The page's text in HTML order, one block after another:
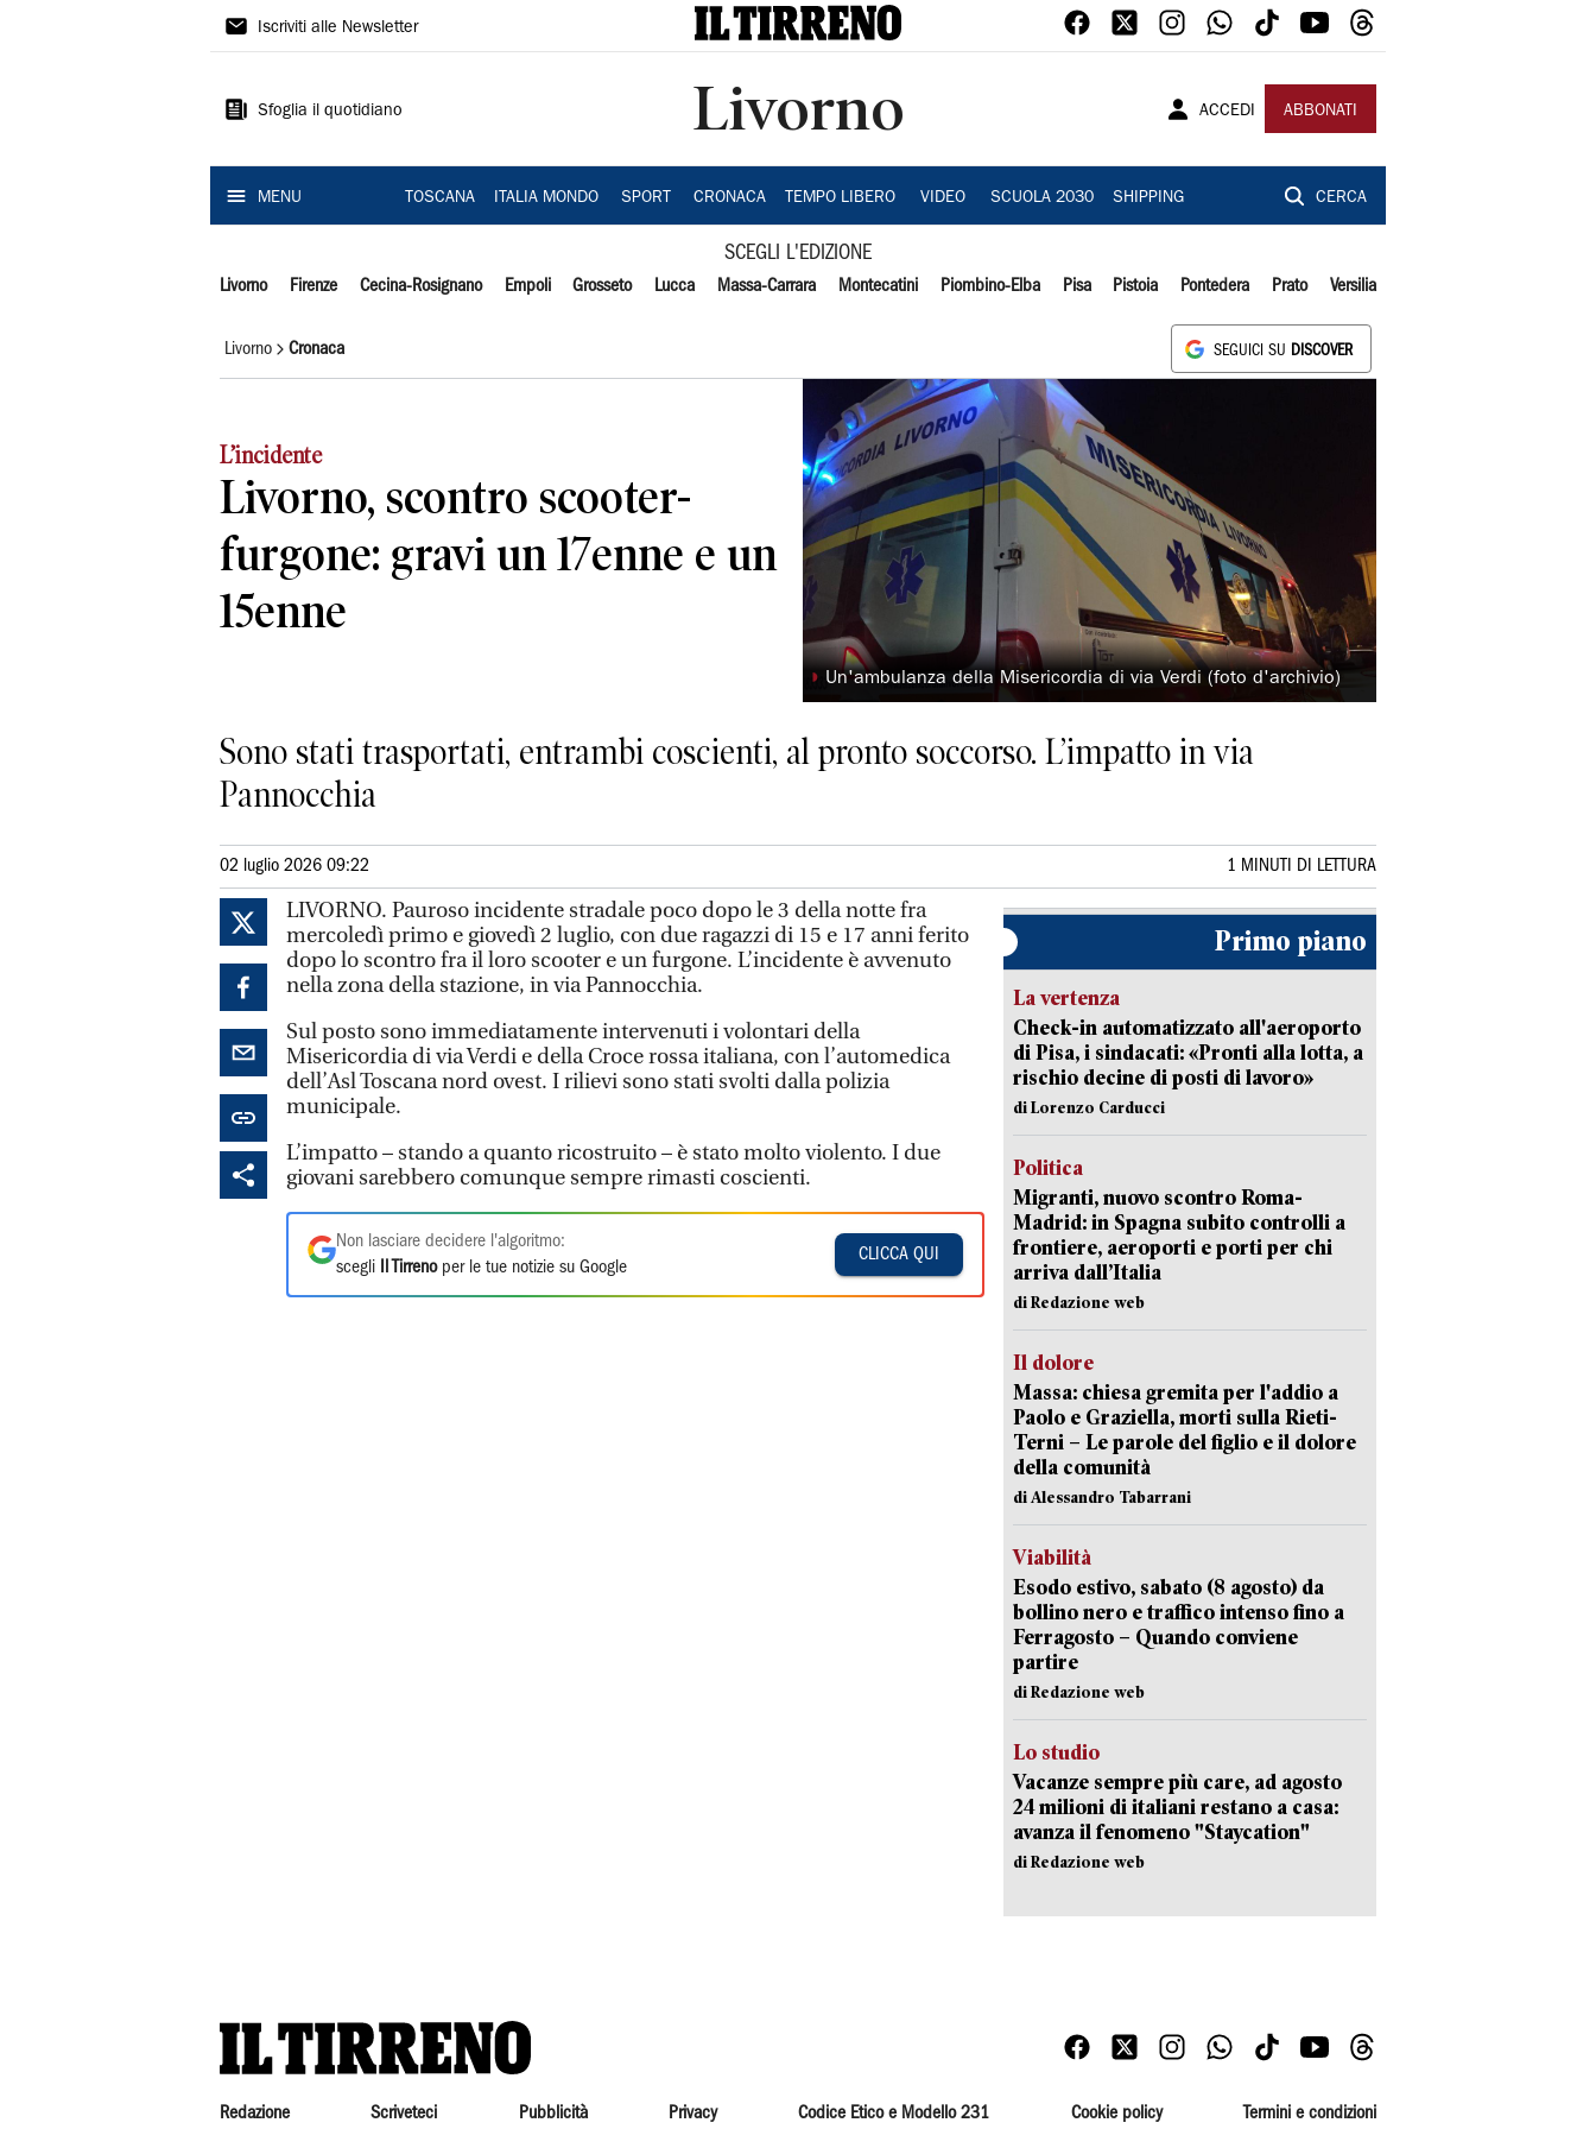
Il
Iscriviti alle Newsletter
Sfoglia il quotidiano Livorno ACCEDI ABBONATI
MENU TOSCANA ITALIA MONDO SPORT CRONACA TEMPO LIBERO VIDEO SCUOLA 2030 SHIPPING CERCA
SCEGLI L'EDIZIONE
Livorno Firenze Cecina-Rosignano Empoli Grosseto Lucca Massa-Carrara Montecatini Piombino-Elba Pisa Pistoia Pontedera Prato Versilia
Livorno Cronaca SEGUICI SU DISCOVER
L’incidente
Livorno, scontro scooter-
furgone: gravi un 17enne e un
15enne
◗ Un'ambulanza della Misericordia di via Verdi (foto d'archivio)
Sono stati trasportati, entrambi coscienti, al pronto soccorso. L’impatto in via
Pannocchia
02 luglio 2026 09:22 1 MINUTI DI LETTURA
LIVORNO. Pauroso incidente stradale poco dopo le 3 della notte fra
mercoledì primo e giovedì 2 luglio, con due ragazzi di 15 e 17 anni ferito
dopo lo scontro fra il loro scooter e un furgone. L’incidente è avvenuto
nella zona della stazione, in via Pannocchia.
Sul posto sono immediatamente intervenuti i volontari della
Misericordia di via Verdi e della Croce rossa italiana, con l’automedica
dell’Asl Toscana nord ovest. I rilievi sono stati svolti dalla polizia
municipale.
L’impatto – stando a quanto ricostruito – è stato molto violento. I due
giovani sarebbero comunque sempre rimasti coscienti.
Non lasciare decidere l'algoritmo:
scegli
Il Tirrenoper le tue notizie su Google
CLICCA QUI
Primo piano
La vertenza
Check-in automatizzato all'aeroporto
di Pisa, i sindacati: «Pronti alla lotta, a
rischio decine di posti di lavoro»
di Lorenzo Carducci
Politica
Migranti, nuovo scontro Roma-
Madrid: in Spagna subito controlli a
frontiere, aeroporti e porti per chi
arriva dall’Italia
di Redazione web
Il dolore
Massa: chiesa gremita per l'addio a
Paolo e Graziella, morti sulla Rieti-
Terni – Le parole del figlio e il dolore
della comunità
di Alessandro Tabarrani
Viabilità
Esodo estivo, sabato (8 agosto) da
bollino nero e traffico intenso fino a
Ferragosto – Quando conviene
partire
di Redazione web
Lo studio
Vacanze sempre più care, ad agosto
24 milioni di italiani restano a casa:
avanza il fenomeno "Staycation"
di Redazione web
Redazione Scriveteci Pubblicità Privacy Codice Etico e Modello 231 Cookie policy Termini e condizioni